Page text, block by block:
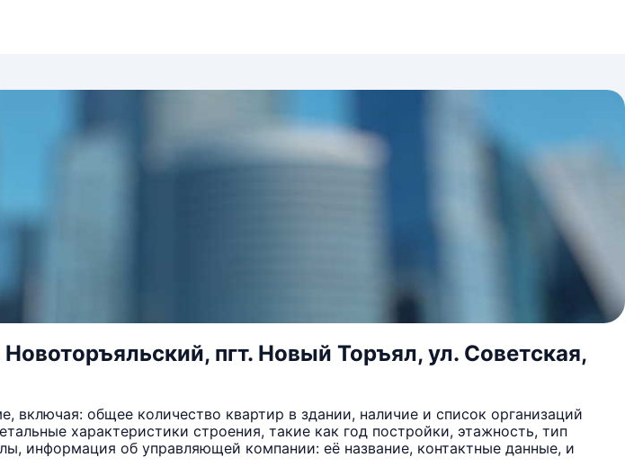
пгт. Новый Торъял, ул. Советская,
общее количество квартир в здании, наличие и список организаций
характеристики строения, такие как год постройки, этажность, тип
информация об управляющей компании: её название, контактные данные, и